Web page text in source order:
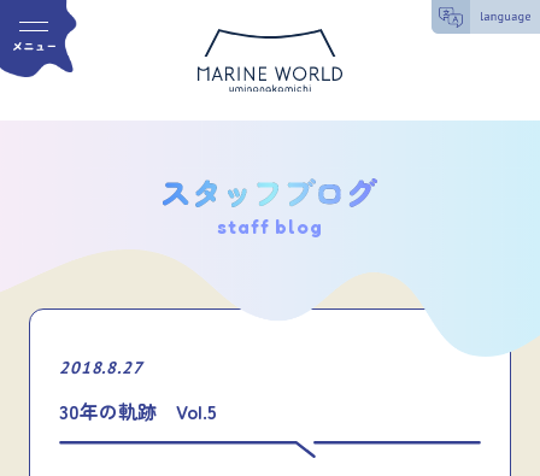
staff blog
2018.8.27
30年の軌跡 Vol.5